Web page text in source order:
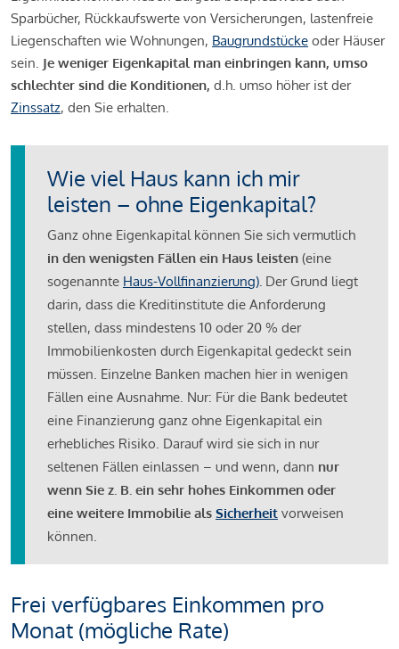
Sparbücher, Rückkaufswerte von Versicherungen, lastenfreie
Liegenschaften wie Wohnungen, Baugrundstücke oder Häuser
sein. Je weniger Eigenkapital man einbringen kann, umso
schlechter sind die Konditionen, d.h. umso höher ist der
Zinssatz, den Sie erhalten.
Wie viel Haus kann ich mir
leisten – ohne Eigenkapital?
Ganz ohne Eigenkapital können Sie sich vermutlich
in den wenigsten Fällen ein Haus leisten (eine
sogenannte Haus-Vollfinanzierung). Der Grund liegt
darin, dass die Kreditinstitute die Anforderung
stellen, dass mindestens 10 oder 20 % der
Immobilienkosten durch Eigenkapital gedeckt sein
müssen. Einzelne Banken machen hier in wenigen
Fällen eine Ausnahme. Nur: Für die Bank bedeutet
eine Finanzierung ganz ohne Eigenkapital ein
erhebliches Risiko. Darauf wird sie sich in nur
seltenen Fällen einlassen – und wenn, dann nur
wenn Sie z. B. ein sehr hohes Einkommen oder
eine weitere Immobilie als Sicherheit vorweisen
können.
Frei verfügbares Einkommen pro
Monat (mögliche Rate)